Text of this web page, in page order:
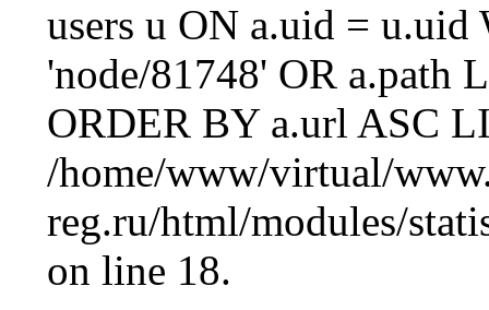
users u ON a.uid = u.uid
'node/81748' OR a.path
ORDER BY a.url ASC
/home/www/virtual/
reg.ru/html/modules/
on line 18.